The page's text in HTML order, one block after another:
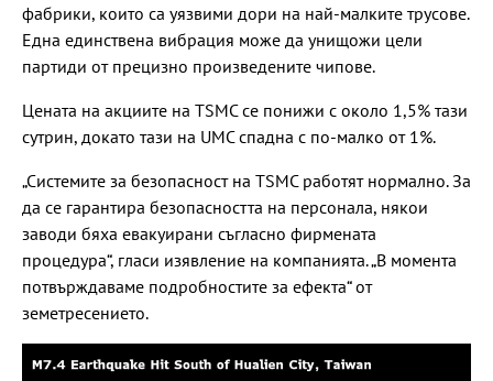
фабрики, които са уязвими дори на най-малките трусове.
Една единствена вибрация може да унищожи цели
партиди от прецизно произведените чипове.
Цената на акциите на TSMC се понижи с около 1,5% тази
сутрин, докато тази на UMC спадна с по-малко от 1%.
„Системите за безопасност на TSMC работят нормално. За
да се гарантира безопасността на персонала, някои
заводи бяха евакуирани съгласно фирмената
процедура“, гласи изявление на компанията. „В момента
потвърждаваме подробностите за ефекта“ от
земетресението.